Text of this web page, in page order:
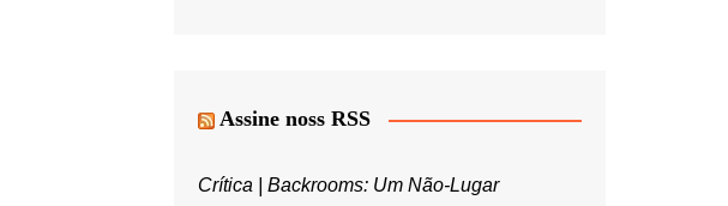
Assine noss RSS
Crítica | Backrooms: Um Não-Lugar